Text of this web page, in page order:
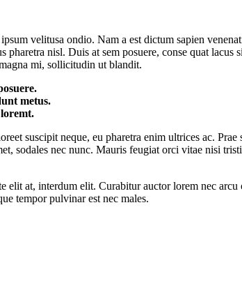
velitusa ondio. Nam a est dictum sapien
nisl. Duis at sem posuere, conse quat
mi, sollicitudin ut blandit.
metus.
suscipit neque, eu pharetra enim ultrices ac.
sodales nec nunc. Mauris feugiat orci vitae nisi
elit at, interdum elit. Curabitur auctor lorem nec
tempor pulvinar est nec males.